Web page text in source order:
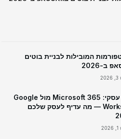
המובילות לבניית בוטים
ב-2026
אימייל עסקי: Microsoft 365 מול Google
Workspace — מה עדיף לעסק שלכם